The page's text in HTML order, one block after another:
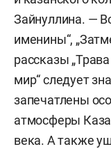
Зайнуллина. —
именины“,
рассказы
мир“ следует
запечатлены
атмосферы
века. А также